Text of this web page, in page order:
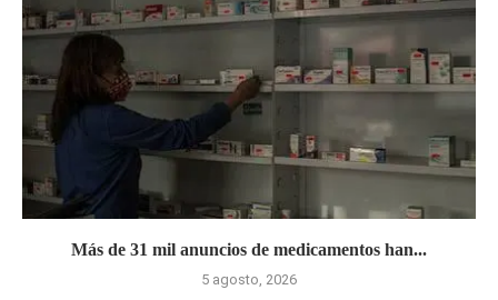
Más de 31 mil anuncios de medicamentos han...
5 agosto, 2026